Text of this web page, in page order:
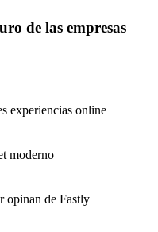
de las empresas
experiencias online
moderno
opinan de Fastly